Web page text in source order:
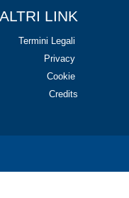
ALTRI LINK
Termini Legali
Privacy
Cookie
Credits